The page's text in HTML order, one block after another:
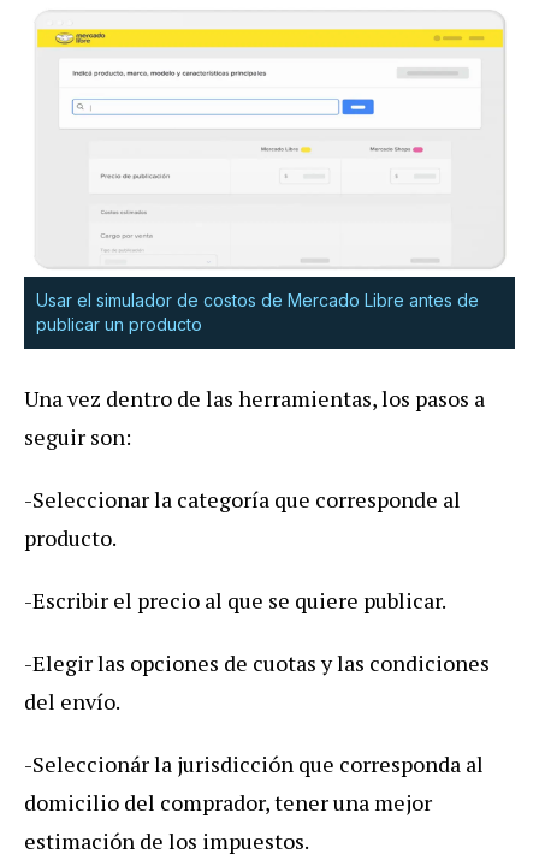
Usar el simulador de costos de Mercado Libre antes de
publicar un producto
Una vez dentro de las herramientas, los pasos a
seguir son:
-Seleccionar la categoría que corresponde al
producto.
-Escribir el precio al que se quiere publicar.
-Elegir las opciones de cuotas y las condiciones
del envío.
-Seleccionár la jurisdicción que corresponda al
domicilio del comprador, tener una mejor
estimación de los impuestos.